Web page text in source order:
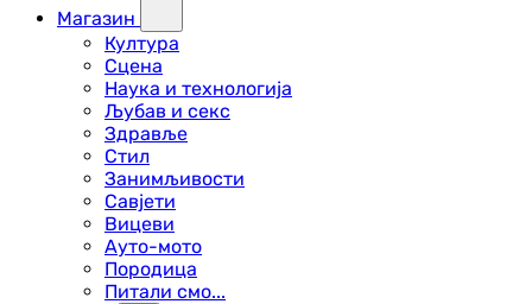
Магазин
Култура
Сцена
Наука и технологија
Љубав и секс
Здравље
Стил
Занимљивости
Савјети
Вицеви
Ауто-мото
Породица
Питали смо...